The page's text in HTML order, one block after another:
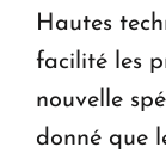
Hautes
facilité les
nouvelle
donné que